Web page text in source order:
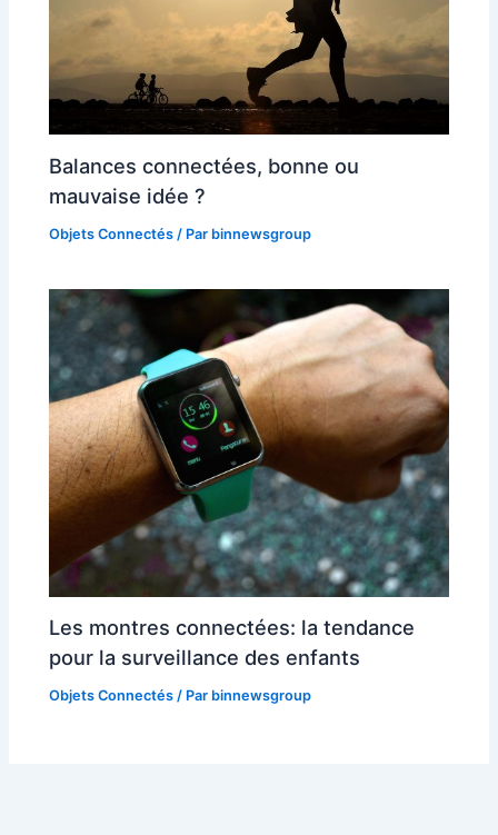
Balances connectées, bonne ou
mauvaise idée ?
Objets Connectés / Par binnewsgroup
Les montres connectées: la tendance
pour la surveillance des enfants
Objets Connectés / Par binnewsgroup